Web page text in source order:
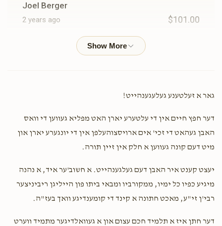
Joel Berger
2 years ago $101.00
2 years ago $50.00
Lieb Breuer
2 years ago $36.00
גאר א זעלטענע געלעגענהייט!
דער חפץ חיים אין די עלטערע יארן האט מפליא געווען די וואס
האבן געהאט די זכי' אים ארויסצוהעלפן אין די יונגערע יארן און
מיט דעם קונה געווען א חלק אין זיין תורה.
יעצט קענט איר האבן דעם געלגענהייט. א חשוב'ער איד, א נהנה
מיגיע כפיו כל ימיו, ממקורביו ומבאי ביתו פון הייליגן ריביניצער
רבי'ן זי"ע, מאכט חתונה א קינד די קומענדיגע וואך בעז"ה.
דער חתן איז א תלמיד חכם עצום און א געוואלדיגער מתמיד ווערט